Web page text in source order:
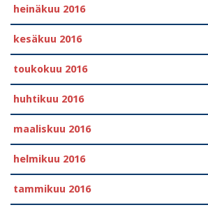
heinäkuu 2016
kesäkuu 2016
toukokuu 2016
huhtikuu 2016
maaliskuu 2016
helmikuu 2016
tammikuu 2016